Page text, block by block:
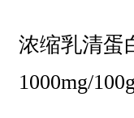
浓缩乳清蛋
1000mg/100g